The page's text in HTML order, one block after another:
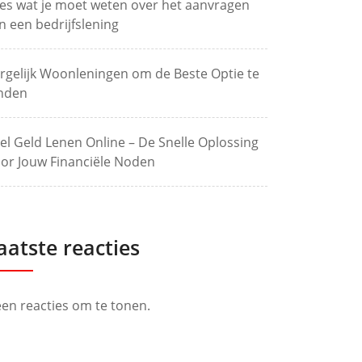
wat je moet weten over het aanvragen
een bedrijfslening
Woonleningen om de Beste Optie te
Geld Lenen Online – De Snelle Oplossing
Jouw Financiële Noden
reacties
reacties om te tonen.